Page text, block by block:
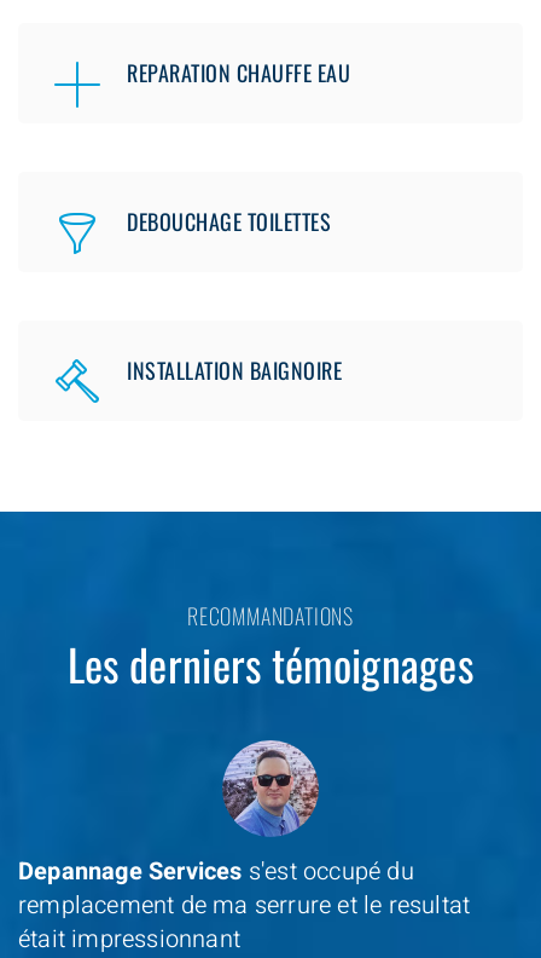
REPARATION CHAUFFE EAU
DEBOUCHAGE TOILETTES
INSTALLATION BAIGNOIRE
RECOMMANDATIONS
Les derniers témoignages
Depannage Services s'est occupé du
remplacement de ma serrure et le resultat
était impressionnant